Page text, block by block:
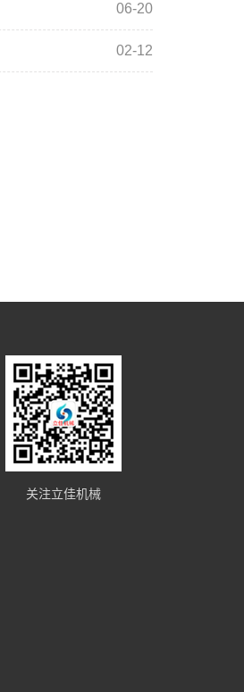
06-20
02-12
关注立佳机械